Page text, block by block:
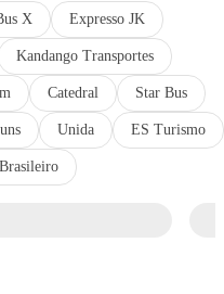
X Expresso JK
Kandango Transportes
Catedral Star Bus
Unida ES Turismo